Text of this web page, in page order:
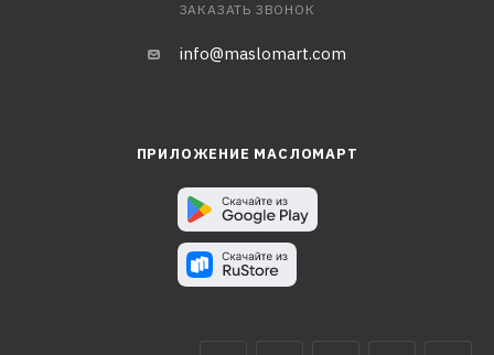
ЗАКАЗАТЬ ЗВОНОК
info@maslomart.com
ПРИЛОЖЕНИЕ МАСЛОМАРТ